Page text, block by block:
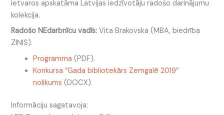
ietvaros apskatāma Latvijas iedzīvotāju radošo darinājumu
kolekcija.
Radošo NEdarbnīcu vadīs: Vita Brakovska (MBA, biedrība
ZINIS).
Programma (PDF).
Konkursa “Gada bibliotekārs Zemgalē 2019”
nolikums (DOCX).
Informāciju sagatavoja: